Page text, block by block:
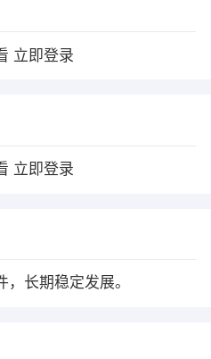
立即登录
立即登录
长期稳定发展。